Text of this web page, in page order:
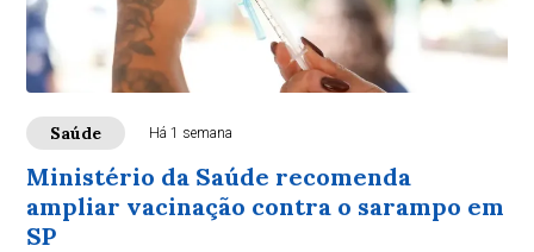
Saúde Há 1 semana
Ministério da Saúde recomenda
ampliar vacinação contra o sarampo em
SP